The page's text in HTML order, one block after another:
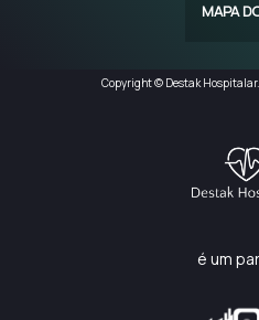
MAPA
Copyright © Destak
é um